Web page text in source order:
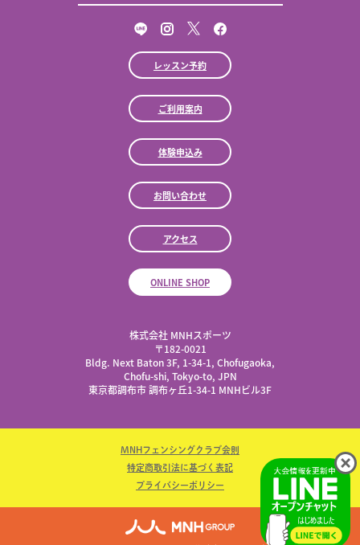
レッスン予約
ご利用案内
体験申込み
お問い合わせ
アクセス
ONLINE SHOP
株式会社 MNHスポーツ
​〒182-0021
Bldg. Next Baton 3F, 1-34-1, Chofugaoka,
Chofu-shi, Tokyo-to, JPN
東京都調布市 調布ヶ丘1-34-1 MNHビル3F
MNHフェンシングクラブ会則
特定商取引法に基づく表記
プライバシーポリシー